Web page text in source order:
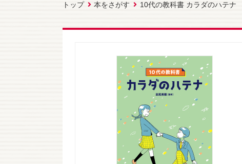
トップ 本をさがす 10代の教科書 カラダのハテナ